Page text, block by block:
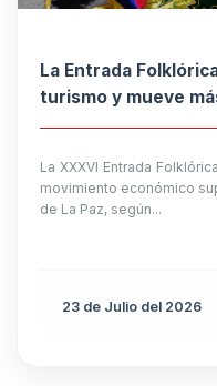
La Entrada
turismo y mueve
La XXXVI Entrada
movimiento económico
de La Paz, según...
23 de Julio del 2026